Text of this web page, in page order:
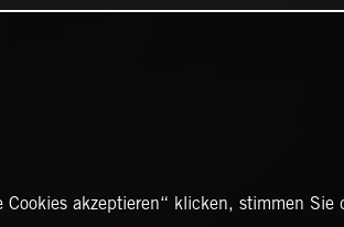
Cookies akzeptieren“ klicken, stimmen Sie